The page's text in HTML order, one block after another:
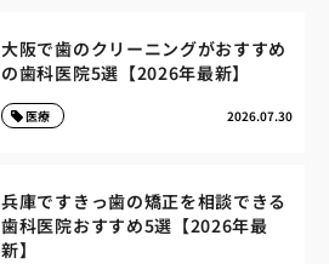
大阪で歯のクリーニングがおすすめ
の歯科医院5選【2026年最新】
2026.07.30
医療
兵庫ですきっ歯の矯正を相談できる
歯科医院おすすめ5選【2026年最
新】